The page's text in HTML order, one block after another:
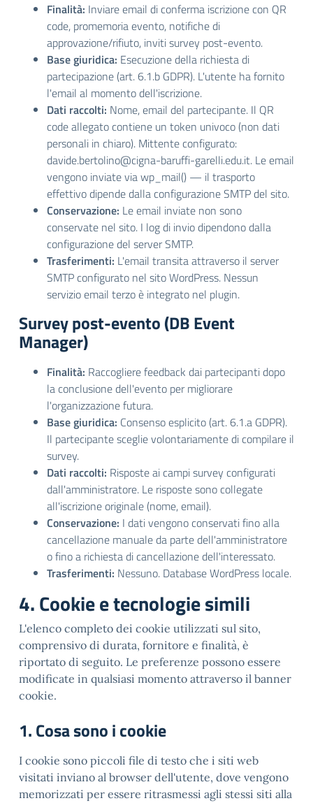
Finalità: Inviare email di conferma iscrizione con QR
code, promemoria evento, notifiche di
approvazione/rifiuto, inviti survey post-evento.
Base giuridica: Esecuzione della richiesta di
partecipazione (art. 6.1.b GDPR). L'utente ha fornito
l'email al momento dell'iscrizione.
Dati raccolti: Nome, email del partecipante. Il QR
code allegato contiene un token univoco (non dati
personali in chiaro). Mittente configurato:
davide.bertolino@cigna-baruffi-garelli.edu.it. Le email
vengono inviate via wp_mail() — il trasporto
effettivo dipende dalla configurazione SMTP del sito.
Conservazione: Le email inviate non sono
conservate nel sito. I log di invio dipendono dalla
configurazione del server SMTP.
Trasferimenti: L'email transita attraverso il server
SMTP configurato nel sito WordPress. Nessun
servizio email terzo è integrato nel plugin.
Survey post-evento (DB Event
Manager)
Finalità: Raccogliere feedback dai partecipanti dopo
la conclusione dell'evento per migliorare
l'organizzazione futura.
Base giuridica: Consenso esplicito (art. 6.1.a GDPR).
Il partecipante sceglie volontariamente di compilare il
survey.
Dati raccolti: Risposte ai campi survey configurati
dall'amministratore. Le risposte sono collegate
all'iscrizione originale (nome, email).
Conservazione: I dati vengono conservati fino alla
cancellazione manuale da parte dell'amministratore
o fino a richiesta di cancellazione dell'interessato.
Trasferimenti: Nessuno. Database WordPress locale.
4. Cookie e tecnologie simili
L'elenco completo dei cookie utilizzati sul sito,
comprensivo di durata, fornitore e finalità, è
riportato di seguito. Le preferenze possono essere
modificate in qualsiasi momento attraverso il banner
cookie.
1. Cosa sono i cookie
I cookie sono piccoli file di testo che i siti web
visitati inviano al browser dell'utente, dove vengono
memorizzati per essere ritrasmessi agli stessi siti alla